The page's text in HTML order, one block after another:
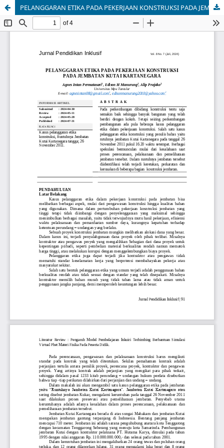
PELANGGARAN ETIKA PADA PEKERJAAN KONSTRUKSI PADA JEMBATAN KUTAI KARTANEGARA